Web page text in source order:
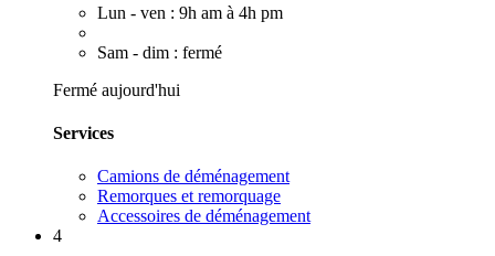
Lun - ven : 9h am à 4h pm
Sam - dim : fermé
Fermé aujourd'hui
Services
Camions de déménagement
Remorques et remorquage
Accessoires de déménagement
4